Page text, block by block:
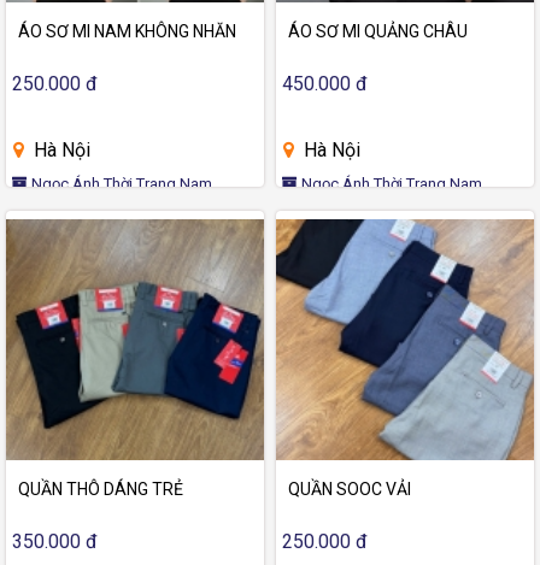
ÁO SƠ MI NAM KHÔNG NHĂN
250.000 đ
Hà Nội
Ngọc Ánh Thời Trang Nam
ÁO SƠ MI QUẢNG CHÂU
450.000 đ
Hà Nội
Ngọc Ánh Thời Trang Nam
QUẦN THÔ DÁNG TRẺ
350.000 đ
QUẦN SOOC VẢI
250.000 đ